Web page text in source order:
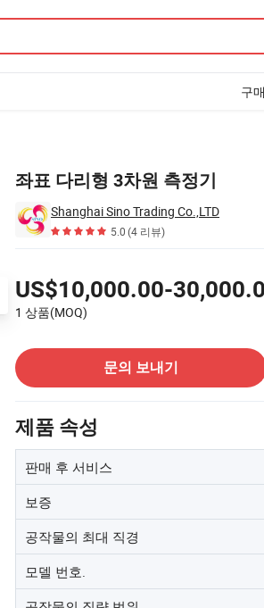
구
좌표 다리형 3차원 측정기
Shanghai Sino Trading Co.,LTD
5.0(4 리뷰)
US$10,000.00-
1 상품(MOQ)
문의 보내기
제품 속성
판매 후 서비스
보증
공작물의 최대 직경
모델 번호.